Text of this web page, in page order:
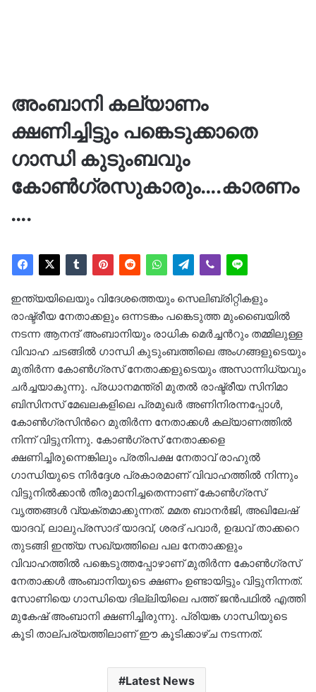
അംബാനി കല്യാണം
ക്ഷണിച്ചിട്ടും പങ്കെടുക്കാതെ
ഗാന്ധി കുടുംബവും
കോണ്‍ഗ്രസുകാരും….കാരണം
….
ഇന്ത്യയിലെയും വിദേശത്തെയും സെലിബ്രിറ്റികളും
രാഷ്ട്രീയ നേതാക്കളും ഒന്നടങ്കം പങ്കെടുത്ത മുംബൈയിൽ
നടന്ന ആനന്ദ് അംബാനിയും രാധിക മെര്‍ച്ചന്‍റും തമ്മിലുള്ള
വിവാഹ ചടങ്ങിൽ ഗാന്ധി കുടുംബത്തിലെ അംഗങ്ങളുടെയും
മുതിര്‍ന്ന കോണ്‍ഗ്രസ് നേതാക്കളുടെയും അസാന്നിധ്യവും
ചര്‍ച്ചയാകുന്നു. പ്രധാനമന്ത്രി മുതൽ രാഷ്ട്രീയ സിനിമാ
ബിസിനസ് മേഖലകളിലെ പ്രമുഖർ അണിനിരന്നപ്പോൾ,
കോൺഗ്രസിന്‍റെ മുതിർന്ന നേതാക്കൾ കല്യാണത്തില്‍
നിന്ന് വിട്ടുനിന്നു. കോണ്‍ഗ്രസ് നേതാക്കളെ
ക്ഷണിച്ചിരുന്നെങ്കിലും പ്രതിപക്ഷ നേതാവ് രാഹുൽ
ഗാന്ധിയുടെ നിർദ്ദേശ പ്രകാരമാണ് വിവാഹത്തില്‍ നിന്നും
വിട്ടുനില്‍ക്കാൻ തീരുമാനിച്ചതെന്നാണ് കോണ്‍ഗ്രസ്
വൃത്തങ്ങള്‍ വ്യക്തമാക്കുന്നത്. മമത ബാനർജി, അഖിലേഷ്
യാദവ്, ലാലുപ്രസാദ് യാദവ്, ശരദ് പവാർ, ഉദ്ധവ് താക്കറെ
തുടങ്ങി ഇന്ത്യ സഖ്യത്തിലെ പല നേതാക്കളും
വിവാഹത്തിൽ പങ്കെടുത്തപ്പോഴാണ് മുതിര്‍ന്ന കോണ്‍ഗ്രസ്
നേതാക്കള്‍ അംബാനിയുടെ ക്ഷണം ഉണ്ടായിട്ടും വിട്ടുനിന്നത്.
സോണിയെ ഗാന്ധിയെ ദില്ലിയിലെ പത്ത് ജൻപഥിൽ എത്തി
മുകേഷ് അംബാനി ക്ഷണിച്ചിരുന്നു. പ്രിയങ്ക ഗാന്ധിയുടെ
കൂടി താല്പര്യത്തിലാണ് ഈ കൂടിക്കാഴ്ച നടന്നത്.
Latest News